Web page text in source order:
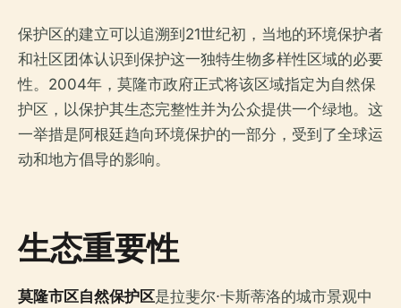
保护区的建立可以追溯到21世纪初，当地的环境保护者
和社区团体认识到保护这一独特生物多样性区域的必要
性。2004年，莫隆市政府正式将该区域指定为自然保
护区，以保护其生态完整性并为公众提供一个绿地。这
一举措是阿根廷趋向环境保护的一部分，受到了全球运
动和地方倡导的影响。
生态重要性
莫隆市区自然保护区是拉斐尔·卡斯蒂洛的城市景观中